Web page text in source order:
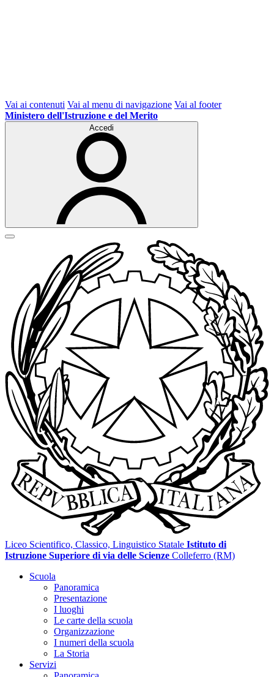
Vai ai contenuti Vai al menu di navigazione Vai al footer
Ministero dell'Istruzione e del Merito
Accedi
Liceo Scientifico, Classico, Linguistico Statale Istituto di
Istruzione Superiore di via delle Scienze Colleferro (RM)
Scuola
Panoramica
Presentazione
I luoghi
Le carte della scuola
Organizzazione
I numeri della scuola
La Storia
Servizi